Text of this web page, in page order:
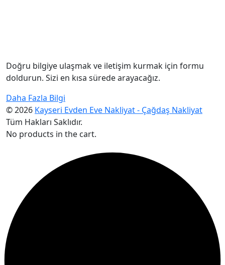
Doğru bilgiye ulaşmak ve iletişim kurmak için formu
doldurun. Sizi en kısa sürede arayacağız.
Daha Fazla Bilgi
© 2026 Kayseri Evden Eve Nakliyat - Çağdaş Nakliyat
Tüm Hakları Saklıdır.
No products in the cart.